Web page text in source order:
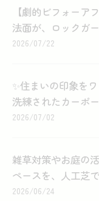
【劇的ビフォーア
法面が、ロックガ
2026/07/22
✨住まいの印象を
洗練されたカーポー
2026/07/02
雑草対策やお庭の
ペースを、人工芝
2026/06/24